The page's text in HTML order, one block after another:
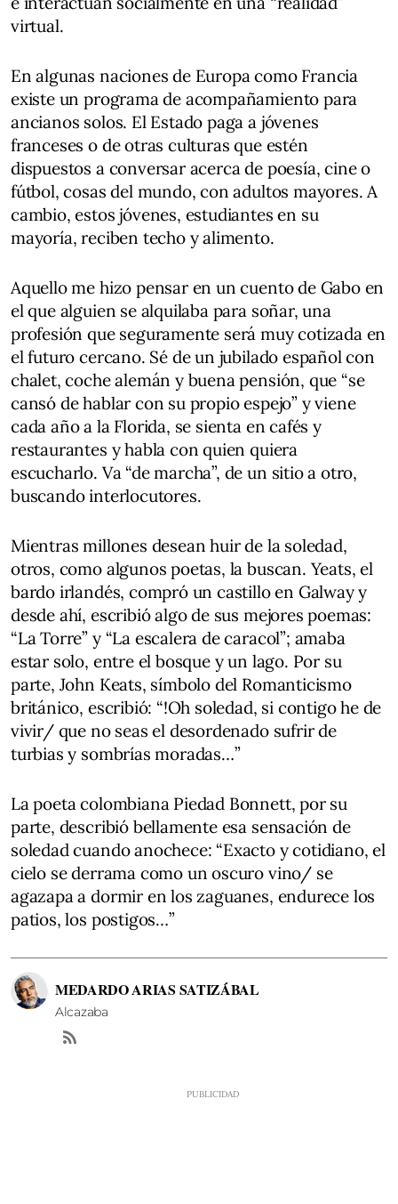
virtual.
En algunas naciones de Europa como Francia
existe un programa de acompañamiento para
ancianos solos. El Estado paga a jóvenes
franceses o de otras culturas que estén
dispuestos a conversar acerca de poesía, cine o
fútbol, cosas del mundo, con adultos mayores. A
cambio, estos jóvenes, estudiantes en su
mayoría, reciben techo y alimento.
Aquello me hizo pensar en un cuento de Gabo en
el que alguien se alquilaba para soñar, una
profesión que seguramente será muy cotizada en
el futuro cercano. Sé de un jubilado español con
chalet, coche alemán y buena pensión, que “se
cansó de hablar con su propio espejo” y viene
cada año a la Florida, se sienta en cafés y
restaurantes y habla con quien quiera
escucharlo. Va “de marcha”, de un sitio a otro,
buscando interlocutores.
Mientras millones desean huir de la soledad,
otros, como algunos poetas, la buscan. Yeats, el
bardo irlandés, compró un castillo en Galway y
desde ahí, escribió algo de sus mejores poemas:
“La Torre” y “La escalera de caracol”; amaba
estar solo, entre el bosque y un lago. Por su
parte, John Keats, símbolo del Romanticismo
británico, escribió: “!Oh soledad, si contigo he de
vivir/ que no seas el desordenado sufrir de
turbias y sombrías moradas…”
La poeta colombiana Piedad Bonnett, por su
parte, describió bellamente esa sensación de
soledad cuando anochece: “Exacto y cotidiano, el
cielo se derrama como un oscuro vino/ se
agazapa a dormir en los zaguanes, endurece los
patios, los postigos…”
MEDARDO ARIAS SATIZÁBAL
Alcazaba